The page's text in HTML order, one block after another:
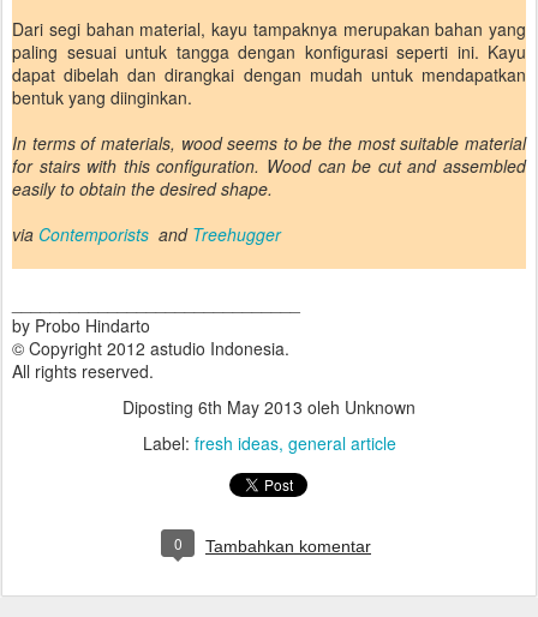
Dari segi bahan material, kayu tampaknya merupakan bahan yang
paling sesuai untuk tangga dengan konfigurasi seperti ini. Kayu
dapat dibelah dan dirangkai dengan mudah untuk mendapatkan
bentuk yang diinginkan.
In terms of materials, wood seems to be the most suitable material
for stairs with this configuration. Wood can be cut and assembled
easily to obtain the desired shape.
via Contemporists and Treehugger
by Probo Hindarto
© Copyright 2012 astudio Indonesia.
All rights reserved.
Diposting 6th May 2013 oleh Unknown
Label: fresh ideas general article
0 Tambahkan komentar